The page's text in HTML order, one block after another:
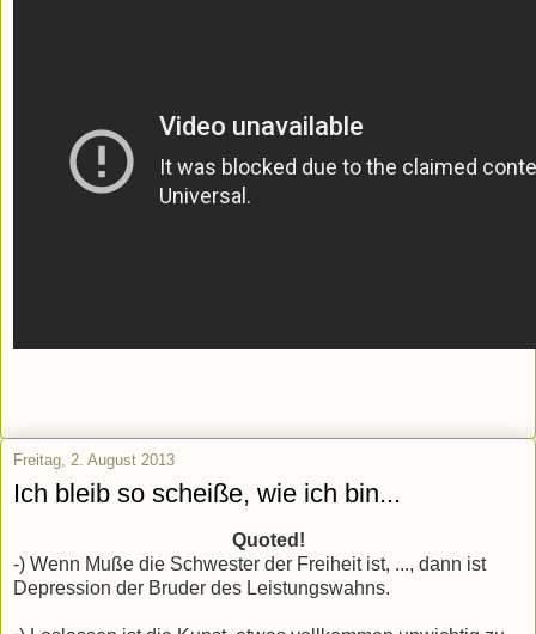
Freitag, 2. August 2013
Ich bleib so scheiße, wie ich bin...
Quoted!
-) Wenn Muße die Schwester der Freiheit ist, ..., dann ist
Depression der Bruder des Leistungswahns.